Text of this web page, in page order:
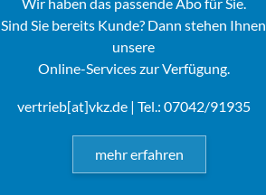
Sind Sie bereits Kunde? Dann stehen Ihnen
unsere
Online-Services zur Verfügung.
vertrieb[at]vkz.de| Tel.: 07042/91935
mehr erfahren